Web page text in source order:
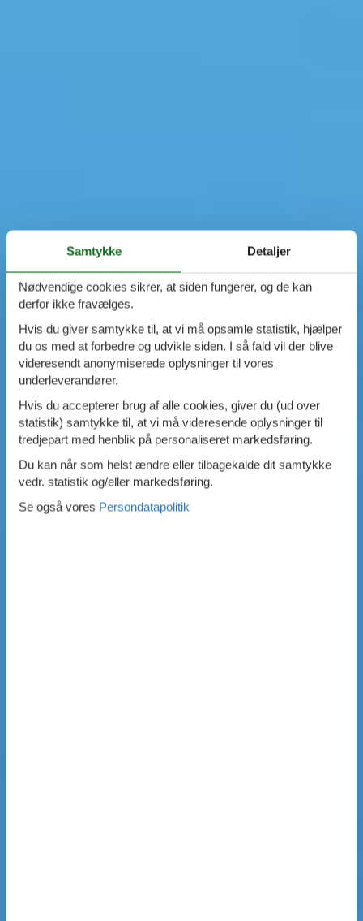
Samtykke Detaljer
Nødvendige cookies sikrer, at siden fungerer, og de kan
derfor ikke fravælges.
Hvis du giver samtykke til, at vi må opsamle statistik, hjælper
du os med at forbedre og udvikle siden. I så fald vil der blive
videresendt anonymiserede oplysninger til vores
underleverandører.
Hvis du accepterer brug af alle cookies, giver du (ud over
statistik) samtykke til, at vi må videresende oplysninger til
tredjepart med henblik på personaliseret markedsføring.
Du kan når som helst ændre eller tilbagekalde dit samtykke
vedr. statistik og/eller markedsføring.
Se også vores Persondatapolitik